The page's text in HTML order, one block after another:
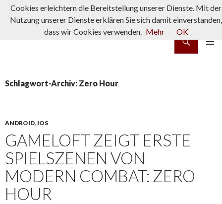
Schlagwort-Archiv: Zero Hour
ANDROID, IOS
GAMELOFT ZEIGT ERSTE
SPIELSZENEN VON
MODERN COMBAT: ZERO
HOUR
Cookies erleichtern die Bereitstellung unserer Dienste. Mit der
Nutzung unserer Dienste erklären Sie sich damit einverstanden,
dass wir Cookies verwenden. Mehr OK